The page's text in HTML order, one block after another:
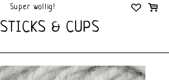
Super wollig!
Mega Gezellig!
STICKS & CUPS